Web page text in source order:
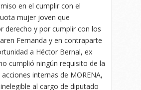
en el cumplir con el
mujer joven que
derecho y por cumplir con los
Fernanda y en contraparte
a Héctor Bernal, ex
cumplió ningún requisito de la
internas de MORENA,
al cargo de diputado